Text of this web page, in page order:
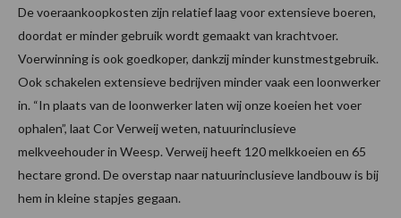
De voeraankoopkosten zijn relatief laag voor extensieve boeren,
doordat er minder gebruik wordt gemaakt van krachtvoer.
Voerwinning is ook goedkoper, dankzij minder kunstmestgebruik.
Ook schakelen extensieve bedrijven minder vaak een loonwerker
in. “In plaats van de loonwerker laten wij onze koeien het voer
ophalen”, laat Cor Verweij weten, natuurinclusieve
melkveehouder in Weesp. Verweij heeft 120 melkkoeien en 65
hectare grond. De overstap naar natuurinclusieve landbouw is bij
hem in kleine stapjes gegaan.